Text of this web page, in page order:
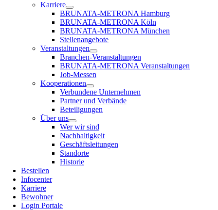
Karriere
BRUNATA-METRONA Hamburg
BRUNATA-METRONA Köln
BRUNATA-METRONA München
Stellenangebote
Veranstaltungen
Branchen-Veranstaltungen
BRUNATA-METRONA Veranstaltungen
Job-Messen
Kooperationen
Verbundene Unternehmen
Partner und Verbände
Beteiligungen
Über uns
Wer wir sind
Nachhaltigkeit
Geschäftsleitungen
Standorte
Historie
Bestellen
Infocenter
Karriere
Bewohner
Login Portale